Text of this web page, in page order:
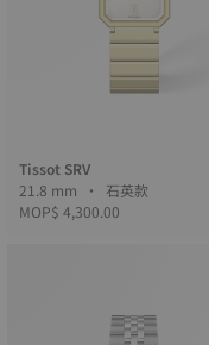
Tissot SRV
21.8 mm • 石英款
MOP$ 4,300.00